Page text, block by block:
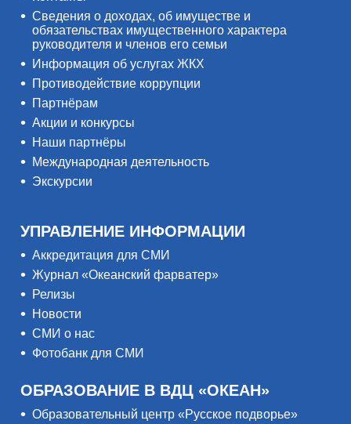
Сведения о доходах, об имуществе и
обязательствах имущественного характера
руководителя и членов его семьи
Информация об услугах ЖКХ
Противодействие коррупции
Партнёрам
Акции и конкурсы
Наши партнёры
Международная деятельность
Экскурсии
УПРАВЛЕНИЕ ИНФОРМАЦИИ
Аккредитация для СМИ
Журнал «Океанский фарватер»
Релизы
Новости
СМИ о нас
Фотобанк для СМИ
ОБРАЗОВАНИЕ В ВДЦ «ОКЕАН»
Образовательный центр «Русское подворье»